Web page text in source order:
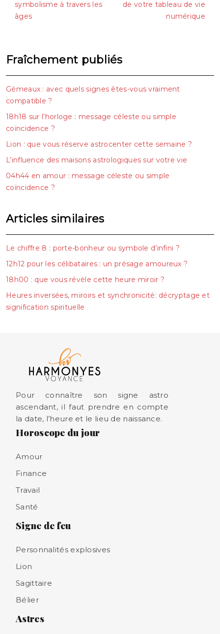
symbolisme à travers les
âges
de votre tableau de vie
numérique
Fraîchement publiés
Gémeaux : avec quels signes êtes-vous vraiment
compatible ?
18h18 sur l’horloge : message céleste ou simple
coïncidence ?
Lion : que vous réserve astrocenter cette semaine ?
L’influence des maisons astrologiques sur votre vie
04h44 en amour : message céleste ou simple
coïncidence ?
Articles similaires
Le chiffre 8 : porte-bonheur ou symbole d’infini ?
12h12 pour les célibataires : un présage amoureux ?
18h00 : que vous révèle cette heure miroir ?
Heures inversées, miroirs et synchronicité: décryptage et
signification spirituelle
Pour connaître son signe astro
ascendant, il faut prendre en compte
la date, l’heure et le lieu de naissance.
Horoscope du jour
Amour
Finance
Travail
Santé
Signe de feu
Personnalités explosives
Lion
Sagittaire
Bélier
Astres